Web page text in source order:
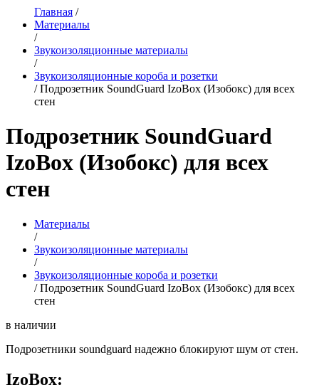
Главная /
Материалы
/
Звукоизоляционные материалы
/
Звукоизоляционные короба и розетки
/Подрозетник SoundGuard IzoBox (Изобокс) для всех
стен
Подрозетник SoundGuard
IzoBox (Изобокс) для всех
стен
Материалы
/
Звукоизоляционные материалы
/
Звукоизоляционные короба и розетки
/Подрозетник SoundGuard IzoBox (Изобокс) для всех
стен
в наличии
Подрозетники soundguard надежно блокируют шум от стен.
IzoBox: